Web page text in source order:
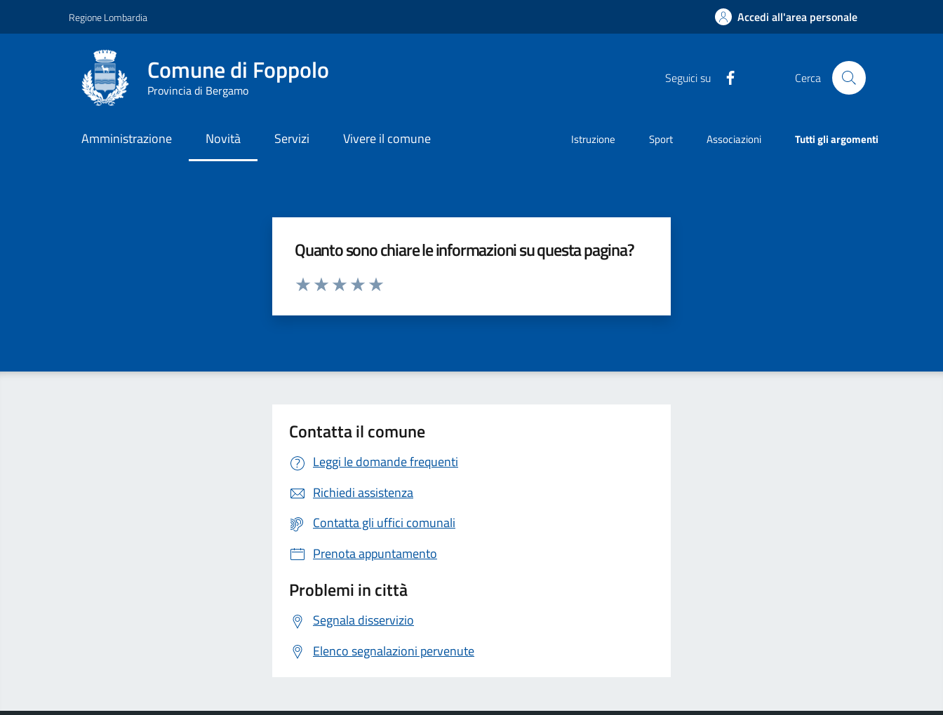
Regione Lombardia Accedi all'area personale
Comune di Foppolo
Provincia di Bergamo
Seguici su Cerca
Amministrazione Novità Servizi Vivere il comune Istruzione Sport Associazioni Tutti gli argomenti
Quanto sono chiare le informazioni su questa pagina?
Valuta da 1 a 5 stelle la pagina
Contatta il comune
Leggi le domande frequenti
Richiedi assistenza
Contatta gli uffici comunali
Prenota appuntamento
Problemi in città
Segnala disservizio
Elenco segnalazioni pervenute